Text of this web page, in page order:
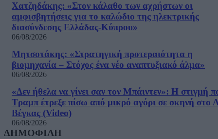
Χατζηδάκης: «Στον κάλαθο των αχρήστων οι
αμφισβητήσεις για το καλώδιο της ηλεκτρικής
διασύνδεσης Ελλάδας-Κύπρου»
06/08/2026
Μητσοτάκης: «Στρατηγική προτεραιότητα η
βιομηχανία – Στόχος ένα νέο αναπτυξιακό άλμα»
06/08/2026
«Δεν ήθελα να γίνει σαν τον Μπάιντεν»: Η στιγμή
Τραμπ έτρεξε πίσω από μικρό αγόρι σε σκηνή στο
Βέγκας (Video)
06/08/2026
ΔΗΜΟΦΙΛΗ